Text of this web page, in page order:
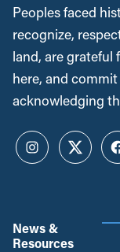
Peoples faced
recognize,
land, are
here, and
acknowledging
InstagramTwitter
News &
Resources